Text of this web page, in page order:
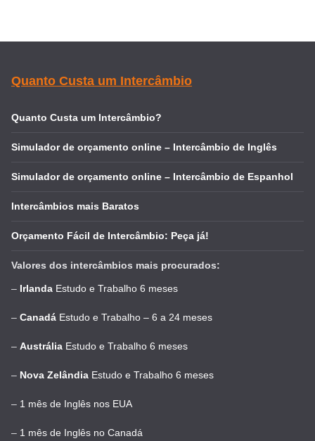
Quanto Custa um Intercâmbio
Quanto Custa um Intercâmbio?
Simulador de orçamento online – Intercâmbio de Inglês
Simulador de orçamento online – Intercâmbio de Espanhol
Intercâmbios mais Baratos
Orçamento Fácil de Intercâmbio: Peça já!
Valores dos intercâmbios mais procurados:
– Irlanda Estudo e Trabalho 6 meses
– Canadá Estudo e Trabalho – 6 a 24 meses
– Austrália Estudo e Trabalho 6 meses
– Nova Zelândia Estudo e Trabalho 6 meses
– 1 mês de Inglês nos EUA
– 1 mês de Inglês no Canadá